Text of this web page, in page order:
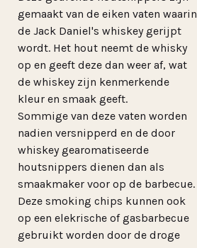
gemaakt van de eiken vaten waarin
de Jack Daniel's whiskey gerijpt
wordt. Het hout neemt de whisky
op en geeft deze dan weer af, wat
de whiskey zijn kenmerkende
kleur en smaak geeft.
Sommige van deze vaten worden
nadien versnipperd en de door
whiskey gearomatiseerde
houtsnippers dienen dan als
smaakmaker voor op de barbecue.
Deze smoking chips kunnen ook
op een elekrische of gasbarbecue
gebruikt worden door de droge